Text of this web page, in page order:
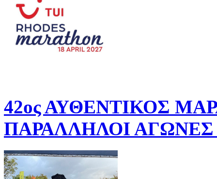
42ος ΑΥΘΕΝΤΙΚΟΣ
ΠΑΡΑΛΛΗΛΟΙ ΑΓΩΝΕΣ